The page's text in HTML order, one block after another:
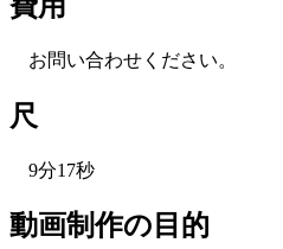
お問い合わせください。
尺
9分17秒
動画制作の目的